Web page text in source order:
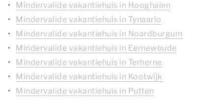
Mindervalide vakantiehuis in Hooghalen
Mindervalide vakantiehuis in Tynaarlo
Mindervalide vakantiehuis in Noardburgum
Mindervalide vakantiehuis in Eernewoude
Mindervalide vakantiehuis in Terherne
Mindervalide vakantiehuis in Kootwijk
Mindervalide vakantiehuis in Putten